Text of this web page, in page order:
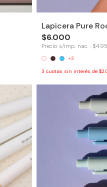
Lapicera Pure
$6.000
Precio s/imp. nac. :
+3
3 cuotas sin interés de